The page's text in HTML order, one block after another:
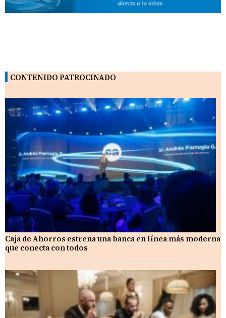
CONTENIDO PATROCINADO
Caja de Ahorros estrena una banca en línea más moderna
que conecta con todos